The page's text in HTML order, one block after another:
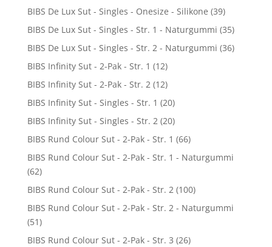
BIBS De Lux Sut - Singles - Onesize - Silikone (39)
BIBS De Lux Sut - Singles - Str. 1 - Naturgummi (35)
BIBS De Lux Sut - Singles - Str. 2 - Naturgummi (36)
BIBS Infinity Sut - 2-Pak - Str. 1 (12)
BIBS Infinity Sut - 2-Pak - Str. 2 (12)
BIBS Infinity Sut - Singles - Str. 1 (20)
BIBS Infinity Sut - Singles - Str. 2 (20)
BIBS Rund Colour Sut - 2-Pak - Str. 1 (66)
BIBS Rund Colour Sut - 2-Pak - Str. 1 - Naturgummi
(62)
BIBS Rund Colour Sut - 2-Pak - Str. 2 (100)
BIBS Rund Colour Sut - 2-Pak - Str. 2 - Naturgummi
(51)
BIBS Rund Colour Sut - 2-Pak - Str. 3 (26)